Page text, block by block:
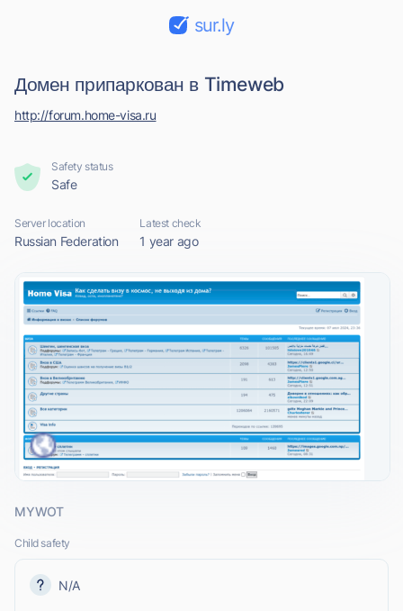
sur.ly
Домен припаркован в Timeweb
http://forum.home-visa.ru
Safety status
Safe
Server location
Russian Federation
Latest check
1 year ago
MYWOT
Child safety
N/A